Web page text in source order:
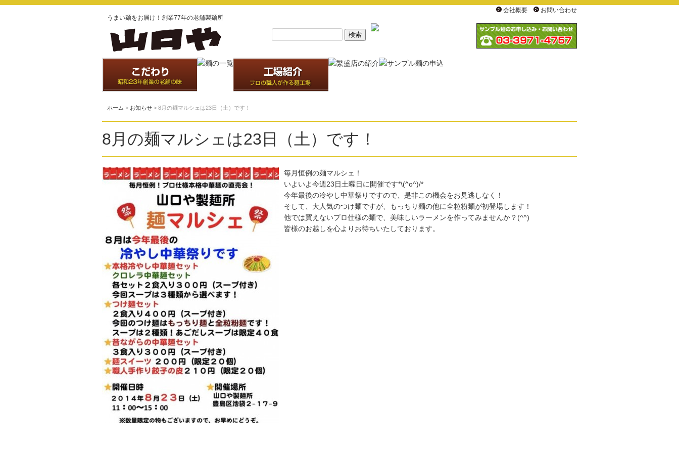
会社概要
お問い合わせ
うまい麺をお届け！創業77年の老舗製麺所
ホーム > お知らせ > 8月の麺マルシェは23日（土）です！
8月の麺マルシェは23日（土）です！
毎月恒例の麺マルシェ！
いよいよ今週23日土曜日に開催です*\(^o^)/*
今年最後の冷やし中華祭りですので、是非この機会をお見逃しなく！
そして、大人気のつけ麺ですが、もっちり麺の他に全粒粉麺が初登場します！
他では買えないプロ仕様の麺で、美味しいラーメンを作ってみませんか？(^^)
皆様のお越しを心よりお待ちいたしております。